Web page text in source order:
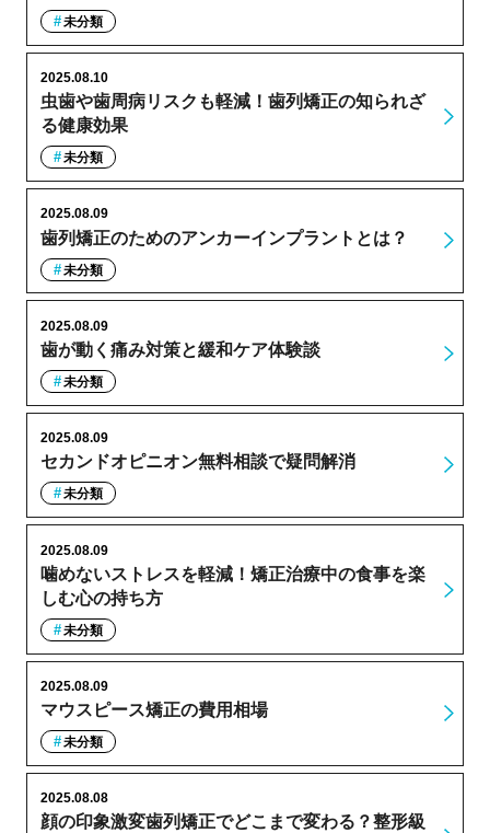
未分類
虫歯や歯周病リスクも軽減！歯列矯正の知られざ
る健康効果
2025.08.10
未分類
歯列矯正のためのアンカーインプラントとは？
2025.08.09
未分類
歯が動く痛み対策と緩和ケア体験談
2025.08.09
未分類
セカンドオピニオン無料相談で疑問解消
2025.08.09
未分類
噛めないストレスを軽減！矯正治療中の食事を楽
しむ心の持ち方
2025.08.09
未分類
マウスピース矯正の費用相場
2025.08.09
未分類
顔の印象激変歯列矯正でどこまで変わる？整形級
2025.08.08